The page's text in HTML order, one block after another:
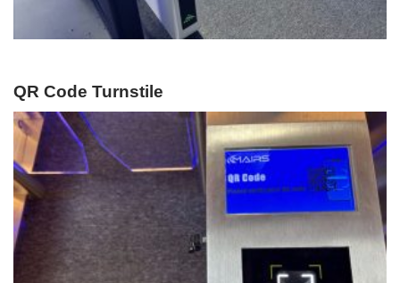
QR Code Turnstile